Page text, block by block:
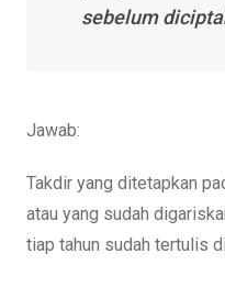
sebelum
Jawab:
Takdir yang ditetapkan
atau yang sudah
tiap tahun sudah tertulis